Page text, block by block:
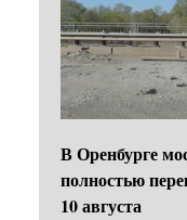
В Оренбурге
полностью
10 августа